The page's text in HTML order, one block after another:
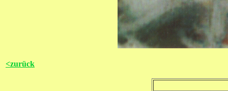
<zurück